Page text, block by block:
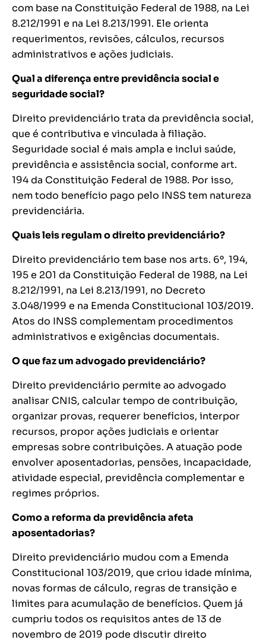
com base na Constituição Federal de 1988, na Lei
8.212/1991 e na Lei 8.213/1991. Ele orienta
requerimentos, revisões, cálculos, recursos
administrativos e ações judiciais.
Qual a diferença entre previdência social e
seguridade social?
Direito previdenciário trata da previdência social,
que é contributiva e vinculada à filiação.
Seguridade social é mais ampla e inclui saúde,
previdência e assistência social, conforme art.
194 da Constituição Federal de 1988. Por isso,
nem todo benefício pago pelo INSS tem natureza
previdenciária.
Quais leis regulam o direito previdenciário?
Direito previdenciário tem base nos arts. 6º, 194,
195 e 201 da Constituição Federal de 1988, na Lei
8.212/1991, na Lei 8.213/1991, no Decreto
3.048/1999 e na Emenda Constitucional 103/2019.
Atos do INSS complementam procedimentos
administrativos e exigências documentais.
O que faz um advogado previdenciário?
Direito previdenciário permite ao advogado
analisar CNIS, calcular tempo de contribuição,
organizar provas, requerer benefícios, interpor
recursos, propor ações judiciais e orientar
empresas sobre contribuições. A atuação pode
envolver aposentadorias, pensões, incapacidade,
atividade especial, previdência complementar e
regimes próprios.
Como a reforma da previdência afeta
aposentadorias?
Direito previdenciário mudou com a Emenda
Constitucional 103/2019, que criou idade mínima,
novas formas de cálculo, regras de transição e
limites para acumulação de benefícios. Quem já
cumpriu todos os requisitos antes de 13 de
novembro de 2019 pode discutir direito